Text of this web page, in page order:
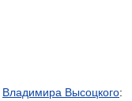
Владимира Высоцкого: